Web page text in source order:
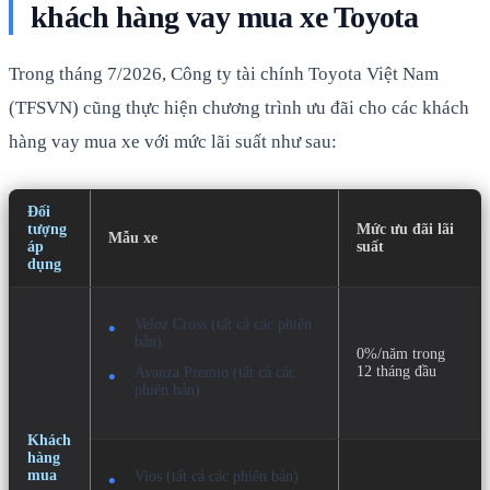
khách hàng vay mua xe Toyota
Trong tháng 7/2026, Công ty tài chính Toyota Việt Nam
(TFSVN) cũng thực hiện chương trình ưu đãi cho các khách
hàng vay mua xe với mức lãi suất như sau:
Đối
tượng
áp
dụng
Mẫu xe
Mức ưu đãi lãi
suất
Khách
hàng
mua
Veloz Cross (tất cả các phiên
bản)
Avanza Premio (tất cả các
phiên bản)
0%/năm trong
12 tháng đầu
Vios (tất cả các phiên bản)